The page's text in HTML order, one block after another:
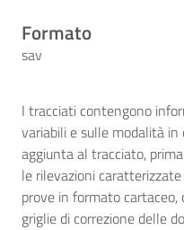
Formato
sav
I tracciati contengono
variabili e sulle modalità in
aggiunta al tracciato,
le rilevazioni
prove in formato
griglie di correzione delle